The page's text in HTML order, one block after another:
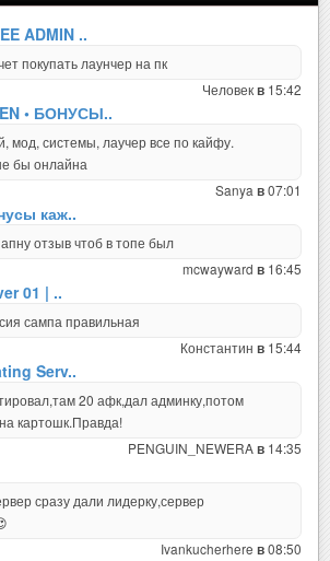
ADMIN ..
покупать лаунчер на пк
Человекв 15:42
• БОНУСЫ..
мод, системы, лаучер все по кайфу.
бы онлайна
Sanya в07:01
каж..
отзыв чтоб в топе был
mcwayward в 16:45
01 | ..
сампа правильная
Константин в 15:44
Serv..
20 афк,дал админку,потом
картошк.Правда!
PENGUIN_NEWERAв 14:35
сразу дали лидерку,сервер
Ivankucherhere в08:50